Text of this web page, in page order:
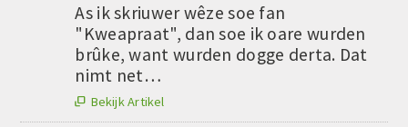
As ik skriuwer wêze soe fan
"Kweapraat", dan soe ik oare wurden
brûke, want wurden dogge derta. Dat
nimt net…
 Bekijk Artikel